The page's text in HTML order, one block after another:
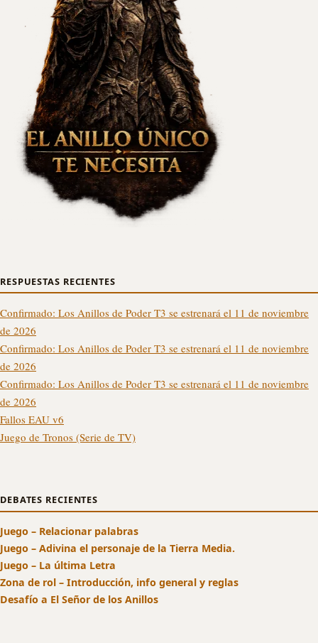
RESPUESTAS RECIENTES
Confirmado: Los Anillos de Poder T3 se estrenará el 11 de noviembre
de 2026
Confirmado: Los Anillos de Poder T3 se estrenará el 11 de noviembre
de 2026
Confirmado: Los Anillos de Poder T3 se estrenará el 11 de noviembre
de 2026
Fallos EAU v6
Juego de Tronos (Serie de TV)
DEBATES RECIENTES
Juego – Relacionar palabras
Juego – Adivina el personaje de la Tierra Media.
Juego – La última Letra
Zona de rol – Introducción, info general y reglas
Desafío a El Señor de los Anillos